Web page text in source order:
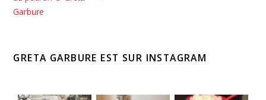
GRETA GARBURE EST SUR INSTAGRAM